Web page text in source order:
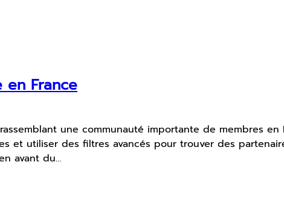
France
une communauté importante de membres en
utiliser des filtres avancés pour trouver des
avant du…